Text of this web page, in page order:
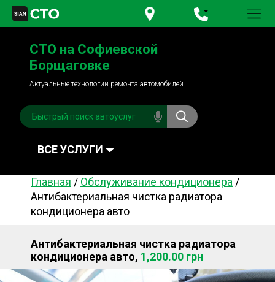
+380 95781-84-84
+380 98791-84-84
СТО на Софиевской
Борщаговке
Актуальные технологии ремонта автомобилей
ВСЕ УСЛУГИ
Автомойка Плановое ТО
Топливная система
Акамуляторы
кондиционера
Система охлаждения
Диагностика
Главная / Обслуживание кондиционера /
Антибактериальная чистка радиатора
кондиционера авто
Антибактериальная чистка радиатора
кондиционера авто, 1,200.00 грн